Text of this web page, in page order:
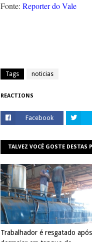
Fonte: Reporter do Vale
Tags noticias
REACTIONS
Facebook
TALVEZ VOCÊ GOSTE DESTAS
Trabalhador é resgatado após